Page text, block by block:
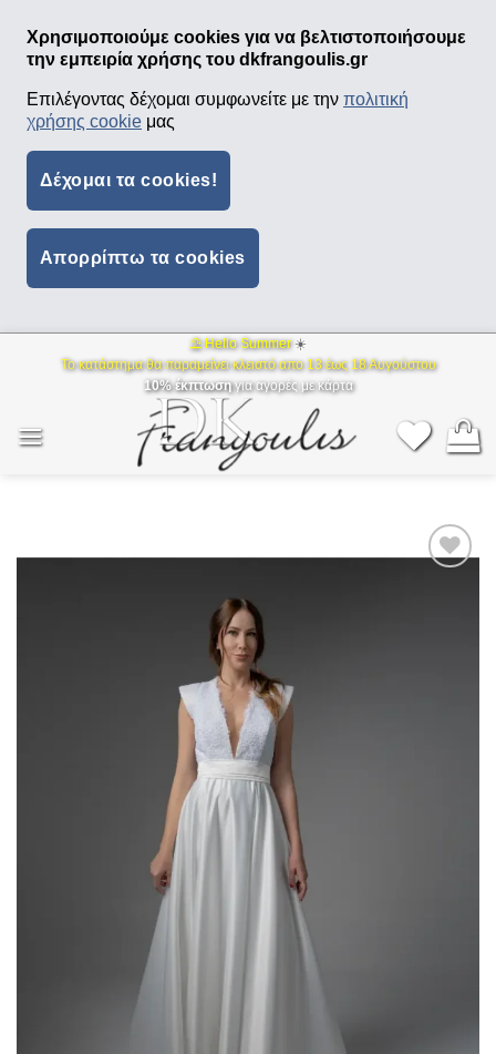
Χρησιμοποιούμε cookies για να βελτιστοποιήσουμε
την εμπειρία χρήσης του dkfrangoulis.gr
Επιλέγοντας δέχομαι συμφωνείτε με την πολιτική
χρήσης cookie μας
Δέχομαι τα cookies!
Απορρίπτω τα cookies
⛱ Hello Summer ☀️
Το κατάστημα θα παραμείνει κλειστό απο 13 έως 18 Αυγούστου
10% έκπτωσηγια αγορές με κάρτα